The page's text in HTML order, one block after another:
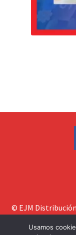
© EJM
Usamos